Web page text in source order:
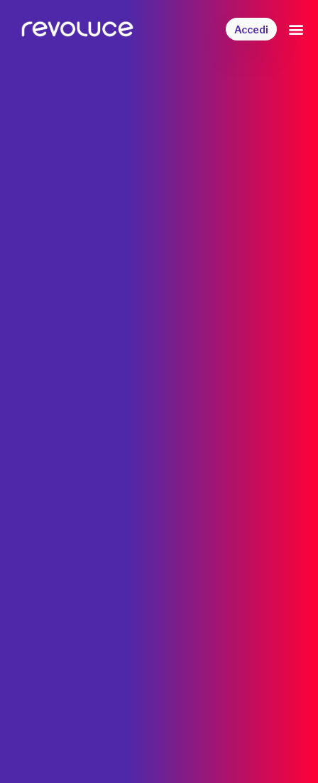
Accedi